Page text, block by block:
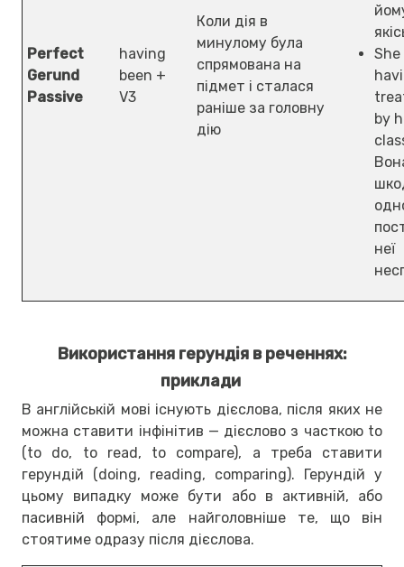
Perfect
Gerund
Passive
having
been +
V3
Коли дія в
минулому була
спрямована на
підмет і сталася
раніше за головну
дію
by
неї
Використання герундія в реченнях:
приклади
В англійській мові існують дієслова, після яких не
можна ставити інфінітив — дієслово з часткою to
(to do, to read, to compare), а треба ставити
герундій (doing, reading, comparing). Герундій у
цьому випадку може бути або в активній, або
пасивній формі, але найголовніше те, що він
стоятиме одразу після дієслова.